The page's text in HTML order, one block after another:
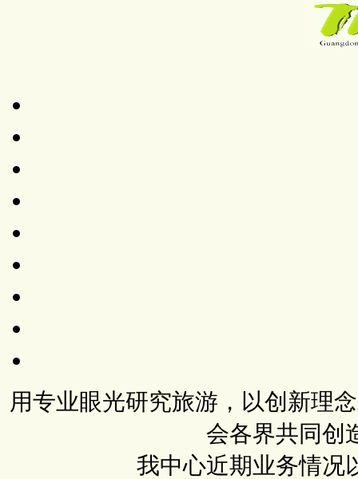
用专业眼光研究旅游，以创新理
会各界共同创
我中心近期业务情况